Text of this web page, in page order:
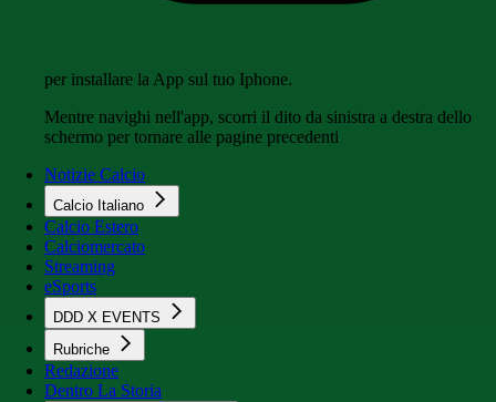
per installare la App sul tuo Iphone.
Mentre navighi nell'app, scorri il dito da sinistra a destra dello
schermo per tornare alle pagine precedenti
Notizie Calcio
Calcio Italiano
Calcio Estero
Calciomercato
Streaming
eSports
DDD X EVENTS
Rubriche
Redazione
Dentro La Storia